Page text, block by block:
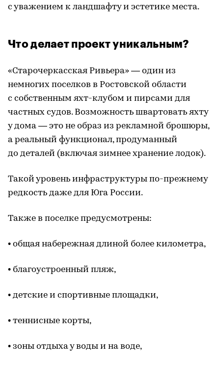
с уважением к ландшафту и эстетике места.
Что делает проект уникальным?
«Старочеркасская Ривьера» — один из
немногих поселков в Ростовской области
с собственным яхт-клубом и пирсами для
частных судов. Возможность швартовать яхту
у дома — это не образ из рекламной брошюры,
а реальный функционал, продуманный
до деталей (включая зимнее хранение лодок).
Такой уровень инфраструктуры по-прежнему
редкость даже для Юга России.
Также в поселке предусмотрены:
• общая набережная длиной более километра,
• благоустроенный пляж,
• детские и спортивные площадки,
• теннисные корты,
• зоны отдыха у воды и на воде,